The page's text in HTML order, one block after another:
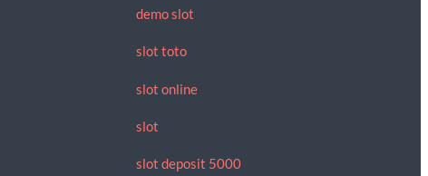
demo slot
slot toto
slot online
slot
slot deposit 5000